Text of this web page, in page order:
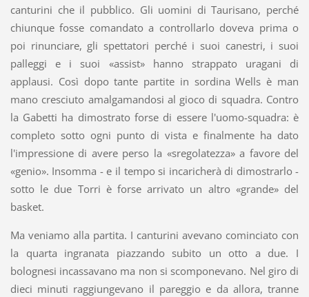
canturini che il pubblico. Gli uomini di Taurisano, perché
chiunque fosse comandato a controllarlo doveva prima o
poi rinunciare, gli spettatori perché i suoi canestri, i suoi
palleggi e i suoi «assist» hanno strappato uragani di
applausi. Così dopo tante partite in sordina Wells è man
mano cresciuto amalgamandosi al gioco di squadra. Contro
la Gabetti ha dimostrato forse di essere l'uomo-squadra: è
completo sotto ogni punto di vista e finalmente ha dato
l'impressione di avere perso la «sregolatezza» a favore del
«genio». Insomma - e il tempo si incaricherà di dimostrarlo -
sotto le due Torri è forse arrivato un altro «grande» del
basket.
Ma veniamo alla partita. I canturini avevano cominciato con
la quarta ingranata piazzando subito un otto a due. I
bolognesi incassavano ma non si scomponevano. Nel giro di
dieci minuti raggiungevano il pareggio e da allora, tranne